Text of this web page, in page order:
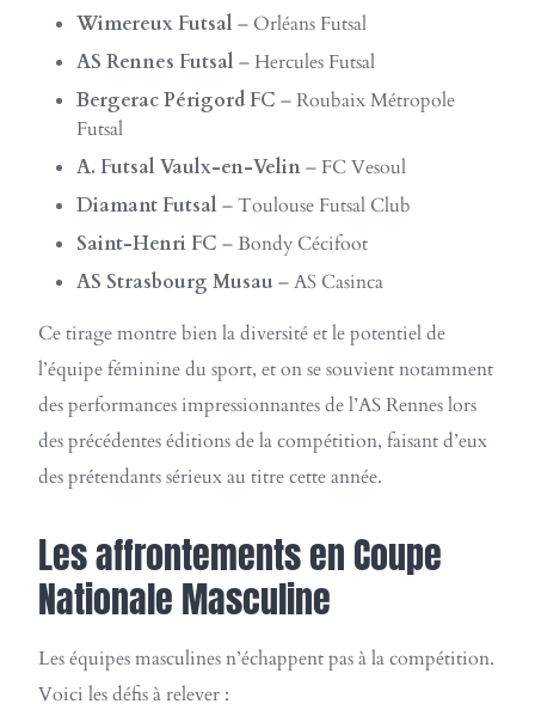
Wimereux Futsal – Orléans Futsal
AS Rennes Futsal – Hercules Futsal
Bergerac Périgord FC – Roubaix Métropole
Futsal
A. Futsal Vaulx-en-Velin– FC Vesoul
Diamant Futsal – Toulouse Futsal Club
Saint-Henri FC – Bondy Cécifoot
AS Strasbourg Musau – AS Casinca
Ce tirage montre bien la diversité et le potentiel de
l’équipe féminine du sport, et on se souvient notamment
des performances impressionnantes de l’AS Rennes lors
des précédentes éditions de la compétition, faisant d’eux
des prétendants sérieux au titre cette année.
Les affrontements en Coupe
Nationale Masculine
Les équipes masculines n’échappent pas à la compétition.
Voici les défis à relever :